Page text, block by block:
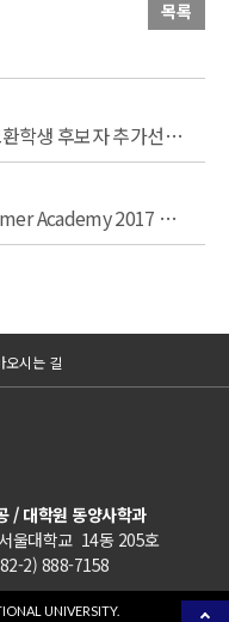
목록
2017학년도 2학기 유럽지역 파견 교환학생 후보자 추가선발 안내
스웨덴 Linkoping University Summer Academy 2017 참가자 모집
오시는 길
/ 대학원 동양사학과
울대학교 14동 205호
2) 888-7158
UNIVERSITY.